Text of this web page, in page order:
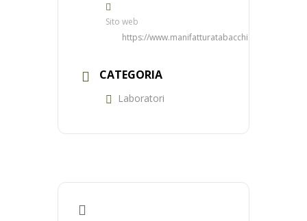
Sito web
https://www.manifatturatabacchi.com/
CATEGORIA
Laboratori